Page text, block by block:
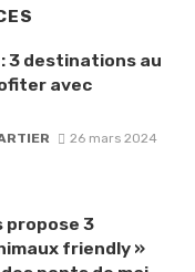
3 destinations au
avec
26 mars 2024
propose 3
friendly »